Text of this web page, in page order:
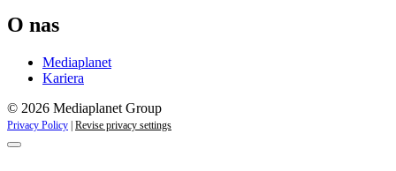
O nas
Mediaplanet
Kariera
© 2026 Mediaplanet Group
Privacy Policy Revise privacy settings